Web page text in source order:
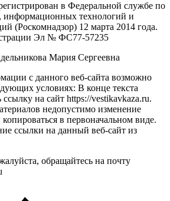
в Федеральной службе по
информационных технологий и
(Роскомнадзор) 12 марта 2014 года.
Эл № ФС77-57235
Мария Сергеевна
с данного веб-сайта возможно
условиях: В конце текста
на сайт https://vestikavkaza.ru.
недопустимо изменение
в первоначальном виде.
ссылки на данный веб-сайт из
обращайтесь на почту